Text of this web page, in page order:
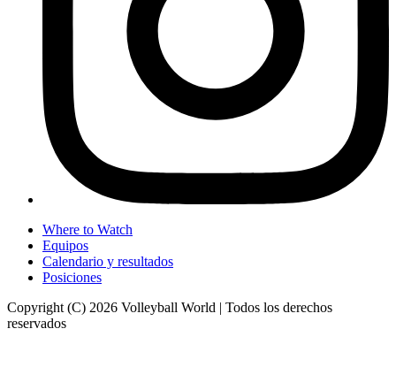
Where to Watch
Equipos
Calendario y resultados
Posiciones
Copyright (C) 2026 Volleyball World | Todos los derechos
reservados